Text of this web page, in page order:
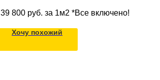
с полками и ящиками из
39 800 руб. за 1м2 *Все включено!
Хочу похожий